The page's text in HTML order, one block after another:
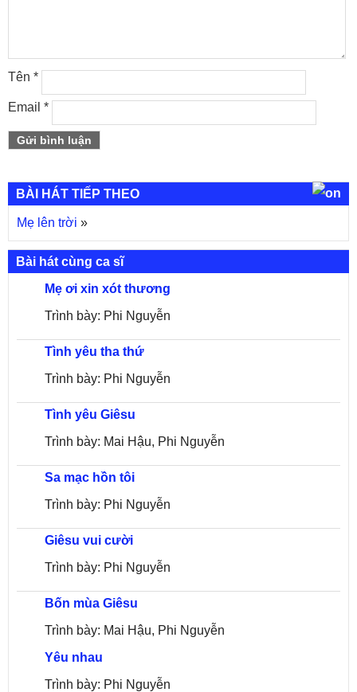
Tên *
Email *
BÀI HÁT TIẾP THEO
Mẹ lên trời »
Bài hát cùng ca sĩ
Mẹ ơi xin xót thương
Trình bày: Phi Nguyễn
Tình yêu tha thứ
Trình bày: Phi Nguyễn
Tình yêu Giêsu
Trình bày: Mai Hậu, Phi Nguyễn
Sa mạc hồn tôi
Trình bày: Phi Nguyễn
Giêsu vui cười
Trình bày: Phi Nguyễn
Bốn mùa Giêsu
Trình bày: Mai Hậu, Phi Nguyễn
Yêu nhau
Trình bày: Phi Nguyễn